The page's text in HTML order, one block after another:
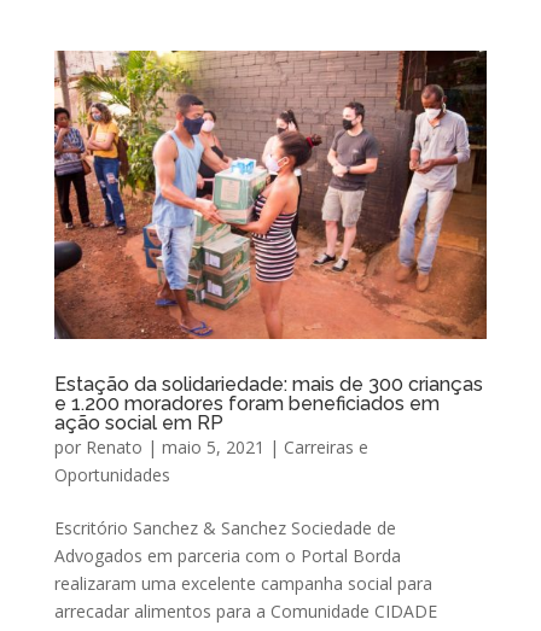
Estação da solidariedade: mais de 300 crianças
e 1.200 moradores foram beneficiados em
ação social em RP
por Renato | maio 5, 2021 | Carreiras e
Oportunidades
Escritório Sanchez & Sanchez Sociedade de
Advogados em parceria com o Portal Borda
realizaram uma excelente campanha social para
arrecadar alimentos para a Comunidade CIDADE